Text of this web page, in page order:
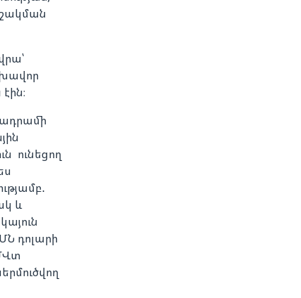
ունեցող
և
դոլարի